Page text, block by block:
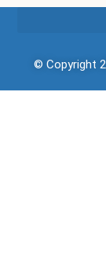
© Copyright